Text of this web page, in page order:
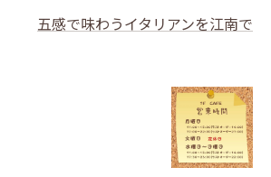
五感で味わうイタリアンを江南で